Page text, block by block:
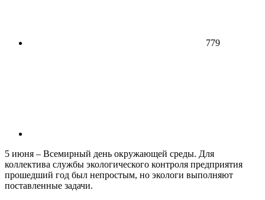
779
5 июня – Всемирный день окружающей среды. Для
коллектива службы экологического контроля предприятия
прошедший год был непростым, но экологи выполняют
поставленные задачи.